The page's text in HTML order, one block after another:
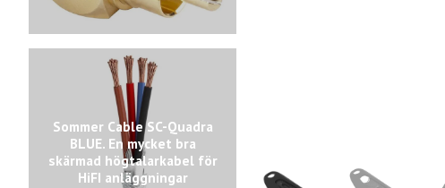
Sommer Cable SC-Quadra
BLUE. En mycket bra
skärmad högtalarkabel för
HiFI anläggningar